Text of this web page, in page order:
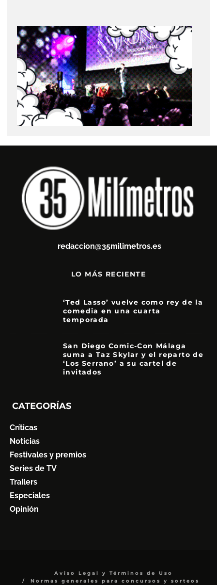
redaccion@35milimetros.es
LO MÁS RECIENTE
‘Ted Lasso’ vuelve como rey de la
comedia en una cuarta
temporada
San Diego Comic-Con Málaga
suma a Taz Skylar y el reparto de
‘Los Serrano’ a su cartel de
invitados
CATEGORÍAS
Críticas
Noticias
Festivales y premios
Series de TV
Trailers
Especiales
Opinión
Aviso Legal y Términos de Uso
Normas generales para concursos y sorteos